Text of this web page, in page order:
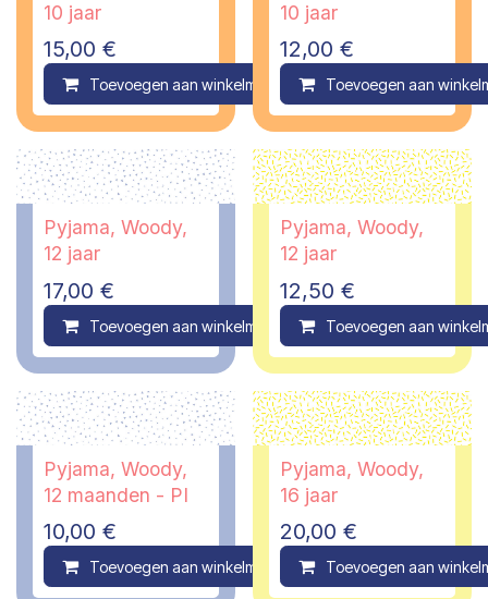
10 jaar
15,00 €
Toevoegen aan winkelmandje Compare
10 jaar
12,00 €
Toevoegen aan
Pyjama, Woody,
12 jaar
17,00 €
Toevoegen aan winkelmandje Compare
Pyjama, Woody,
12 jaar
12,50 €
Toevoegen aan
Pyjama, Woody,
12 maanden - PI
10,00 €
Toevoegen aan winkelmandje Compare
Pyjama, Woody,
16 jaar
20,00 €
Toevoegen aan